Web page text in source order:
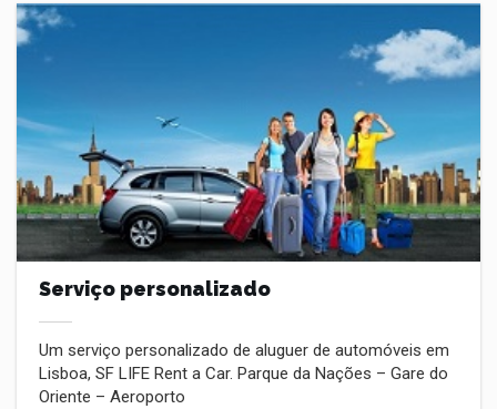
Serviço personalizado
Um serviço personalizado de aluguer de automóveis em
Lisboa, SF LIFE Rent a Car. Parque da Nações – Gare do
Oriente – Aeroporto